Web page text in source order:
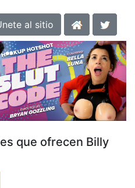
al sitio
que ofrecen Billy